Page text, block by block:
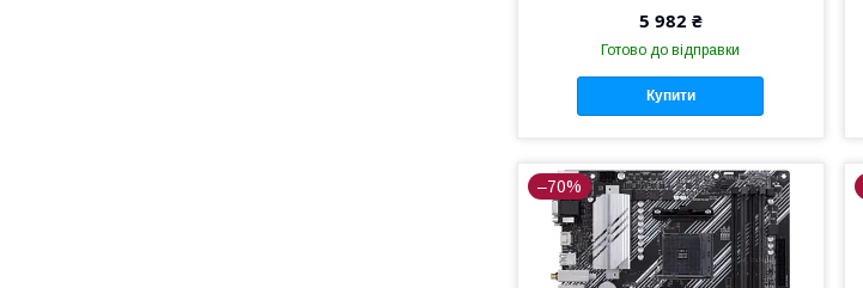
5 982 ₴
Готово до відправки
Купити
–70%